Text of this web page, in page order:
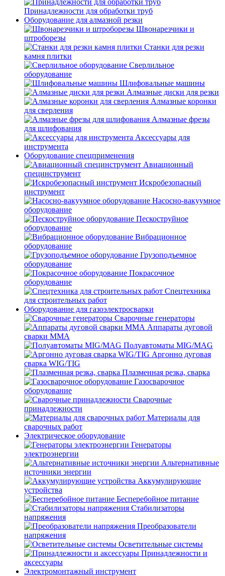
Принадлежности для обработки труб
Оборудование для алмазной резки
Швонарезчики и
штроборезы
Станки для резки
камня плитки
Сверлильное
оборудование
Шлифовальные машины
Алмазные диски для резки
Алмазные коронки
для сверления
Алмазные фрезы
для шлифования
Аксессуары для
инструмента
Оборудование спецприменения
Авиационный
специнструмент
Искробезопасный
инструмент
Насосно-вакуумное
оборудование
Пескоструйное
оборудование
Вибрационное
оборудование
Грузоподъемное
оборудование
Покрасочное
оборудование
Спецтехника
для строительных работ
Оборудование для газоэлектросварки
Сварочные генераторы
Аппараты дуговой
сварки MMA
Полуавтоматы MIG/MAG
Аргонно дуговая
сварка WIG/TIG
Плазменная резка, сварка
Газосварочное
оборудование
Сварочные
принадлежности
Материалы для
сварочных работ
Электрическое оборудование
Генераторы
электроэнергии
Альтернативные
источники энергии
Аккумулирующие
устройства
Бесперебойное питание
Стабилизаторы
напряжения
Преобразователи
напряжения
Осветительные системы
Принадлежности и
аксессуары
Электромонтажный инструмент